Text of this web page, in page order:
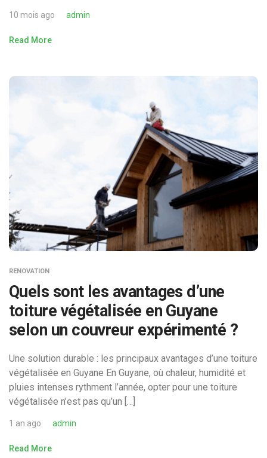
10 mois ago admin
Read More
RENOVATION
Quels sont les avantages d’une
toiture végétalisée en Guyane
selon un couvreur expérimenté ?
Une solution durable : les principaux avantages d’une toiture
végétalisée en Guyane En Guyane, où chaleur, humidité et
pluies intenses rythment l’année, opter pour une toiture
végétalisée n’est pas qu’un […]
1 an ago admin
Read More